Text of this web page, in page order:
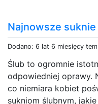
Najnowsze
Dodano: 6 lat 6 miesięcy
Ślub to ogromnie
odpowiedniej oprawy.
co niemiara kobiet
sukniom ślubnym,